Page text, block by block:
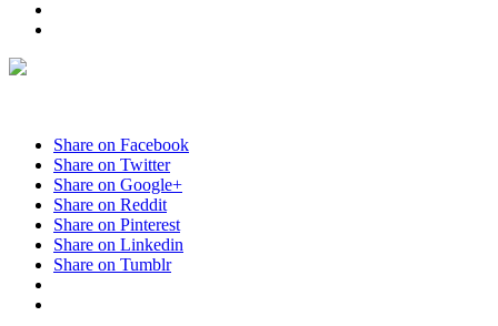
Share on Facebook
Share on Twitter
Share on Google+
Share on Reddit
Share on Pinterest
Share on Linkedin
Share on Tumblr